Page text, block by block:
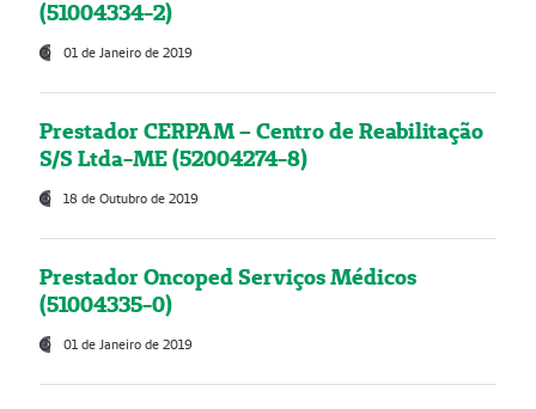
(51004334-2)
01 de Janeiro de 2019
Prestador CERPAM – Centro de Reabilitação
S/S Ltda-ME (52004274-8)
18 de Outubro de 2019
Prestador Oncoped Serviços Médicos
(51004335-0)
01 de Janeiro de 2019